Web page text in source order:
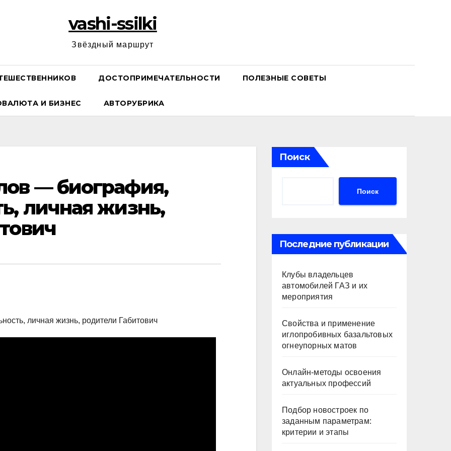
vashi-ssilki
Звёздный маршрут
ДОСТОПРИМЕЧАТЕЛЬНОСТИ ПОЛЕЗНЫЕ СОВЕТЫ
И БИЗНЕС АВТОРУБРИКА
— биография,
личная жизнь,
Поиск
Поиск
Последние публикации
Клубы владельцев
автомобилей ГАЗ и их
мероприятия
Свойства и применение
иглопробивных базальтовых
огнеупорных матов
Онлайн-методы освоения
актуальных профессий
Подбор новостроек по
заданным параметрам:
критерии и этапы